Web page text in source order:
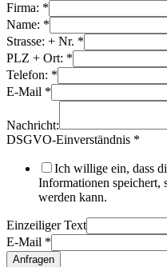
Firma: *
Name: *
Strasse: + Nr. *
PLZ + Ort: *
Telefon: *
E-Mail *
Nachricht:
DSGVO-Einverständnis *
Ich willige ein, dass
Informationen speichert,
werden kann.
Einzeiliger Text
E-Mail *
Anfragen